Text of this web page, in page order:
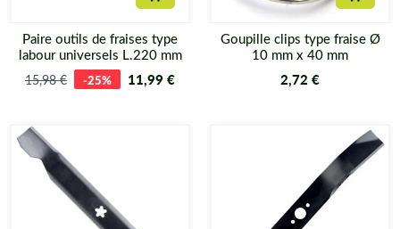
Ajouter au panier
Paire outils de fraises type
labour universels L.220 mm
15,98 € -25% 11,99 €
Goupille clips type fraise Ø
10 mm x 40 mm
2,72 €